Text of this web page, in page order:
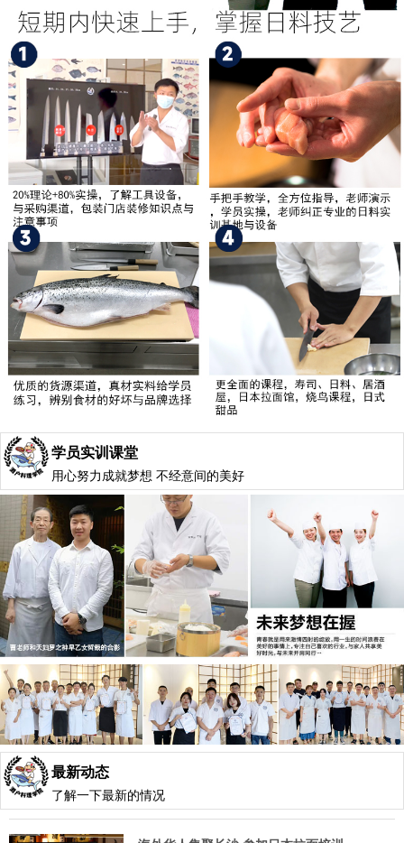
学员实训课堂
用心努力成就梦想 不经意间的美好
最新动态
了解一下最新的情况